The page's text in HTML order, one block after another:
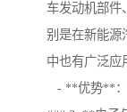
车发动机部件
别是在新能源
中也有广泛应
- **优势**：